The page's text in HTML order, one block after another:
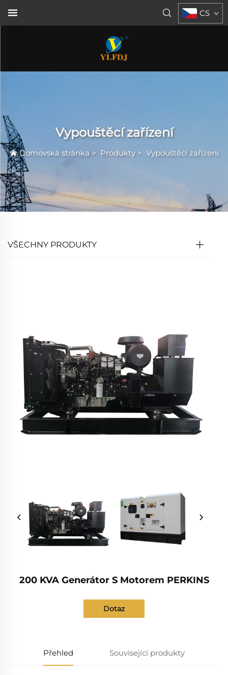
CS
Vypouštěcí zařízení
Domovská stránka> Produkty> Vypouštěcí zařízení
VŠECHNY PRODUKTY
200 KVA Generátor S Motorem PERKINS
Dotaz
Přehled Související produkty